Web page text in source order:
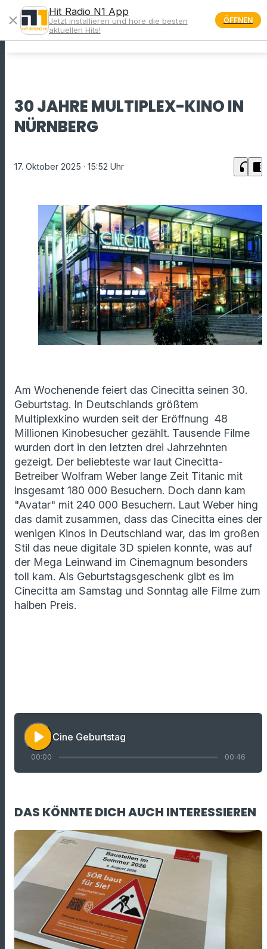
menu
30 JAHRE MULTIPLEX-KINO IN
NÜRNBERG
17. Oktober 2025 · 15:52 Uhr headphones chrome_reader_mode
Am Wochenende feiert das Cinecitta seinen 30.
Geburtstag. In Deutschlands größtem
Multiplexkino wurden seit der Eröffnung 48
Millionen Kinobesucher gezählt. Tausende Filme
wurden dort in den letzten drei Jahrzehnten
gezeigt. Der beliebteste war laut Cinecitta-
Betreiber Wolfram Weber lange Zeit Titanic mit
insgesamt 180 000 Besuchern. Doch dann kam
"Avatar" mit 240 000 Besuchern. Laut Weber hing
das damit zusammen, dass das Cinecitta eines der
wenigen Kinos in Deutschland war, das im großen
Stil das neue digitale 3D spielen konnte, was auf
der Mega Leinwand im Cinemagnum besonders
toll kam. Als Geburtstagsgeschenk gibt es im
Cinecitta am Samstag und Sonntag alle Filme zum
halben Preis.
play_arrow Cine Geburtstag
00:00 00:46
DAS KÖNNTE DICH AUCH INTERESSIEREN
close
Hit Radio N1 App
Jetzt installieren und höre die besten
aktuellen Hits!
ÖFFNEN